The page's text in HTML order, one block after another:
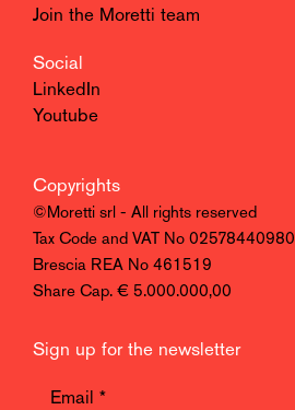
Join the Moretti team
Social
LinkedIn
Youtube
Copyrights
©Moretti srl - All rights reserved
Tax Code and VAT No 02578440980
Brescia REA No 461519
Share Cap. € 5.000.000,00
Sign up for the newsletter